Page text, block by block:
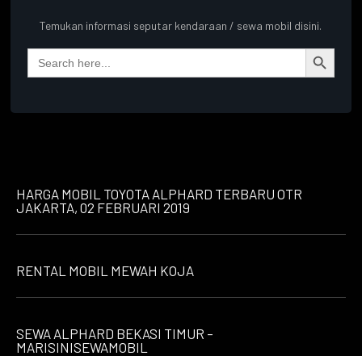
Temukan informasi seputar kendaraan / sewa mobil disini.
Search
for:
Search Button
HARGA MOBIL TOYOTA ALPHARD TERBARU OTR
JAKARTA, 02 FEBRUARI 2019
RENTAL MOBIL MEWAH KOJA
SEWA ALPHARD BEKASI TIMUR –
MARISINISEWAMOBIL